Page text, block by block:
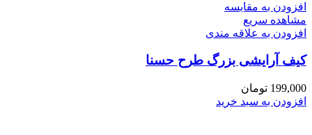
افزودن به مقایسه
مشاهده سریع
افزودن به علاقه مندی
کیف آرایشی بزرگ طرح حسنا
199,000 تومان
افزودن به سبد خرید